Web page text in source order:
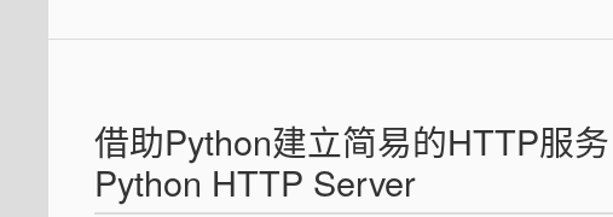
借助Python建立简易的HTTP服
Python HTTP Server